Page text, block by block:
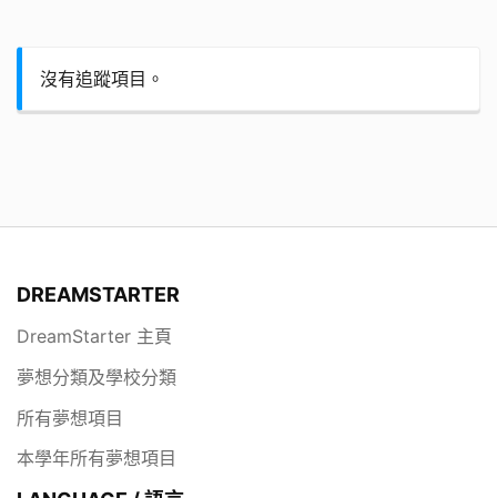
沒有追蹤項目。
DREAMSTARTER
DreamStarter 主頁
夢想分類及學校分類
所有夢想項目
本學年所有夢想項目